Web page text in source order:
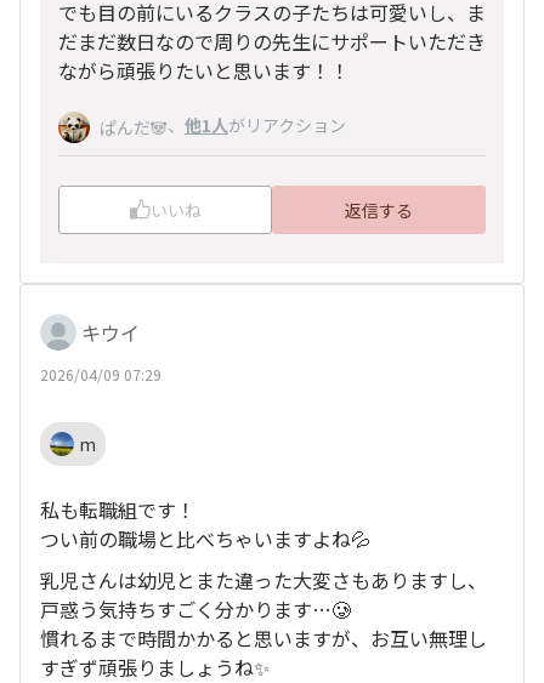
でも目の前にいるクラスの子たちは可愛いし、ま
だまだ数日なので周りの先生にサポートいただき
ながら頑張りたいと思います！！
ぱんだ🐼、 他1人がリアクション
いいね 返信する
キウイ
2026/04/09 07:29
m
私も転職組です！
つい前の職場と比べちゃいますよね💦
乳児さんは幼児とまた違った大変さもありますし、
戸惑う気持ちすごく分かります…🥲
慣れるまで時間かかると思いますが、お互い無理し
すぎず頑張りましょうね✨